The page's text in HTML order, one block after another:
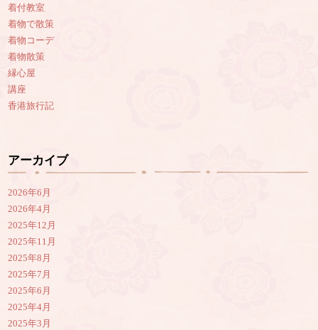
着付教室
着物で散策
着物コーデ
着物散策
縁心屋
講座
香港旅行記
アーカイブ
2026年6月
2026年4月
2025年12月
2025年11月
2025年8月
2025年7月
2025年6月
2025年4月
2025年3月